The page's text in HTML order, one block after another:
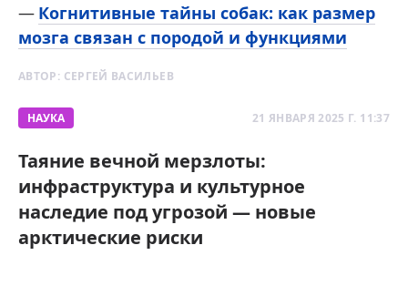
Когнитивные тайны собак: как размер
мозга связан с породой и функциями
АВТОР: СЕРГЕЙ ВАСИЛЬЕВ
НАУКА 21 ЯНВАРЯ 2025 Г. 11:37
Таяние вечной мерзлоты:
инфраструктура и культурное
наследие под угрозой — новые
арктические риски